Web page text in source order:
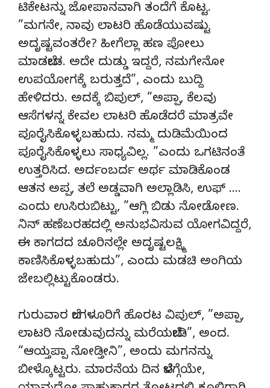
ಟಿಕೇಟನ್ನು ಜೋಪಾನವಾಗಿ ತಂದೆಗೆ ಕೊಟ್ಟ.
”ಮಗನೇ, ನಾವು ಲಾಟರಿ ಹೊಡೆಯುವಷ್ಟು
ಅದೃಷ್ಟವಂತರೇ? ಹೀಗೆಲ್ಲಾ ಹಣ ಪೋಲು
ಮಾಡಬೇಡ. ಅದೇ ದುಡ್ಡು ಇದ್ದರೆ, ನಮಗೇನೋ
ಉಪಯೋಗಕ್ಕೆ ಬರುತ್ತದೆ”, ಎಂದು ಬುದ್ದಿ
ಹೇಳಿದರು. ಅದಕ್ಕೆ ಬಿಪುಲ್, ”ಅಪ್ಪಾ, ಕೆಲವು
ಆಸೆಗಳನ್ನ ಕೇವಲ ಲಾಟರಿ ಹೊಡೆದರೆ ಮಾತ್ರವೇ
ಪೂರೈಸಿಕೊಳ್ಳಬಹುದು. ನಮ್ಮ ದುಡಿಮೆಯಿಂದ
ಪೂರೈಸಿಕೊಳ್ಳಲು ಸಾಧ್ಯವಿಲ್ಲ. ”ಎಂದು ಒಗಟಿನಂತೆ
ಉತ್ತರಿಸಿದ. ಅರ್ದಂಬರ್ದ ಅರ್ಥ ಮಾಡಿಕೊಂಡ
ಆತನ ಅಪ್ಪ, ತಲೆ ಅಡ್ಡವಾಗಿ ಅಲ್ಲಾಡಿಸಿ, ಉಫ್ ….
ಎಂದು ಉಸಿರುಬಿಟ್ಟು, ”ಆಗ್ಲಿ ಬಿಡು ನೋಡೋಣ.
ನಿನ್ ಹಣೆಬರಹದಲ್ಲಿ ಅನುಭವಿಸುವ ಯೋಗವಿದ್ದರೆ,
ಈ ಕಾಗದದ ಚೂರಿನಲ್ಲೇ ಅದೃಷ್ಟಲಕ್ಷ್ಮಿ
ಕಾಣಿಸಿಕೊಳ್ಳಬಹುದು”, ಎಂದು ಮಡಚಿ ಅಂಗಿಯ
ಜೇಬಲ್ಲಿಟ್ಟುಕೊಂಡರು.
ಗುರುವಾರ ಬೆಂಗಳೂರಿಗೆ ಹೊರಟ ವಿಪುಲ್, ”ಅಪ್ಪಾ,
ಲಾಟರಿ ನೋಡುವುದನ್ನು ಮರೆಯಬೇಡಿ”, ಅಂದ.
“ಆಯ್ತಪ್ಪಾ ನೋಡ್ತೀನಿ”, ಅಂದು ಮಗನನ್ನು
ಬೀಳ್ಕೊಟ್ಟರು. ಮಾರನೆಯ ದಿನ ಬೆಳಗ್ಗೆಯೇ,